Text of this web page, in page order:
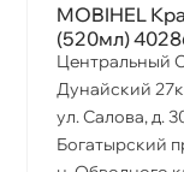
MOBIHEL
(520мл)
Центральный
Дунайский
ул. Салова, д.
Богатырский